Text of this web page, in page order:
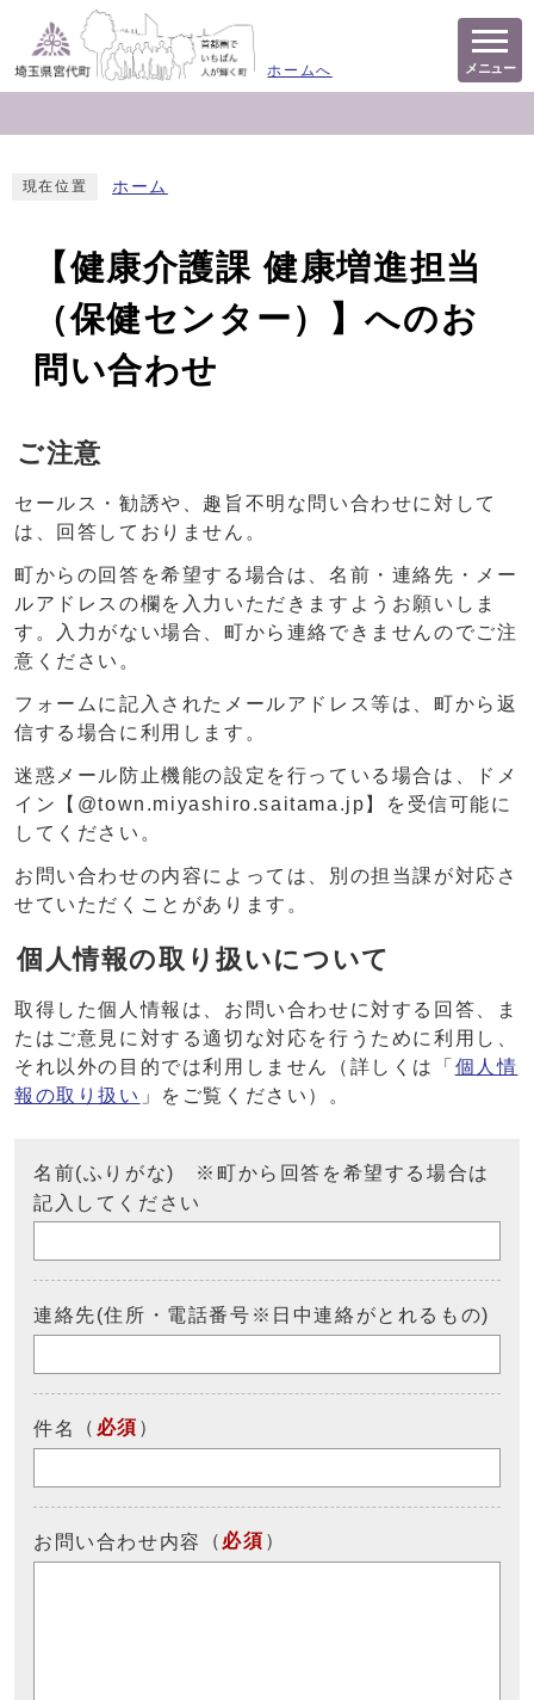
ホームへ メニュー
現在位置 ホーム
【健康介護課 健康増進担当
（保健センター）】へのお
問い合わせ
ご注意
セールス・勧誘や、趣旨不明な問い合わせに対して
は、回答しておりません。
町からの回答を希望する場合は、名前・連絡先・メー
ルアドレスの欄を入力いただきますようお願いしま
す。入力がない場合、町から連絡できませんのでご注
意ください。
フォームに記入されたメールアドレス等は、町から返
信する場合に利用します。
迷惑メール防止機能の設定を行っている場合は、ドメ
イン【@town.miyashiro.saitama.jp】を受信可能に
してください。
お問い合わせの内容によっては、別の担当課が対応さ
せていただくことがあります。
個人情報の取り扱いについて
取得した個人情報は、お問い合わせに対する回答、ま
たはご意見に対する適切な対応を行うために利用し、
それ以外の目的では利用しません（詳しくは「 個人情
報の取り扱い 」をご覧ください）。
名前(ふりがな) ※町から回答を希望する場合は
記入してください
連絡先(住所・電話番号※日中連絡がとれるもの)
件名 （ 必須 ）
お問い合わせ内容 （ 必須 ）